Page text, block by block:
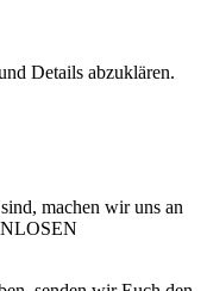
Details abzuklären.
machen wir uns an